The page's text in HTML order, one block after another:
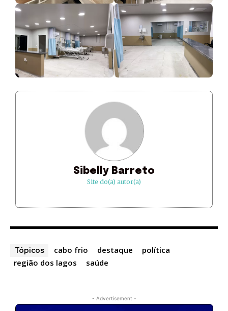
Sibelly Barreto
Site do(a) autor(a)
Tópicos cabo frio destaque
política
região dos lagos
saúde
- Advertisement -